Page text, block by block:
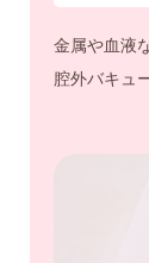
金属や血液
腔外バキュ